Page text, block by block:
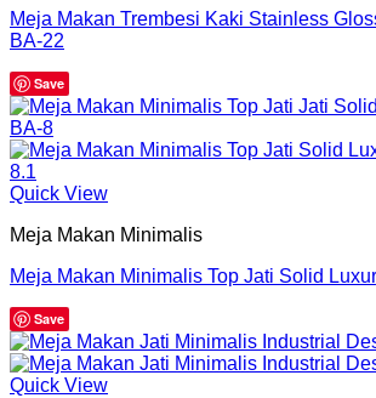
Meja Makan Trembesi Kaki Stainless
BA-22
Save
Quick View
Meja Makan Minimalis
Meja Makan Minimalis Top Jati Solid
Save
Quick View